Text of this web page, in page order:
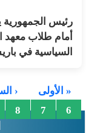
رئيس الجمهورية
أمام طلاب معهد
السياسية في
الصفحات
« الأولى ‹
6
7
8